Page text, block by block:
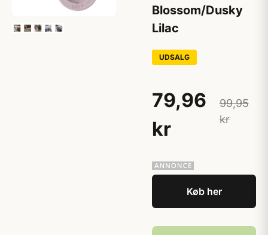
Blossom/Dusky
Lilac
UDSALG
79,96
kr
99,95
kr
Køb her